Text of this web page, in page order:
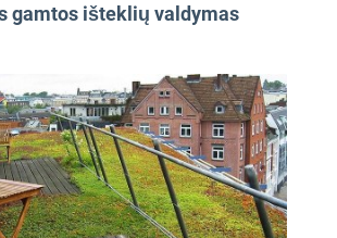
gamtos išteklių valdymas